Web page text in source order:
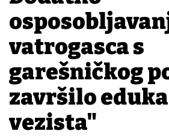
vatrogasca s
garešničkog
završilo
vezista"